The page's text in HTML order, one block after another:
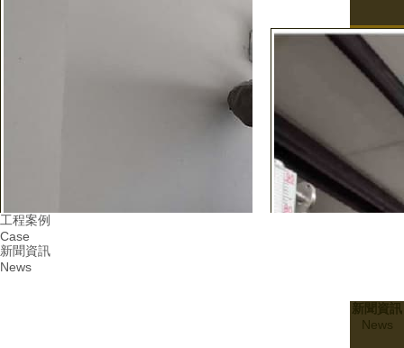
工程案例
Case
新聞資訊
News
新聞資訊
News